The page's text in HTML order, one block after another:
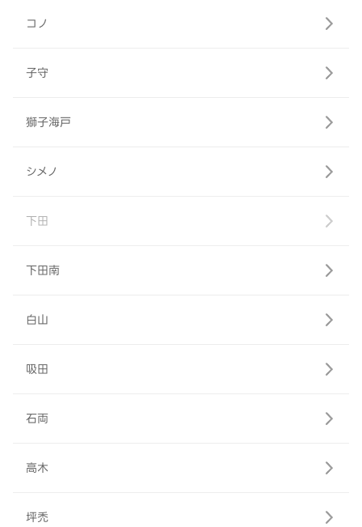
コノ
子守
獅子海戸
シメノ
下田
下田南
白山
吸田
石両
高木
坪禿